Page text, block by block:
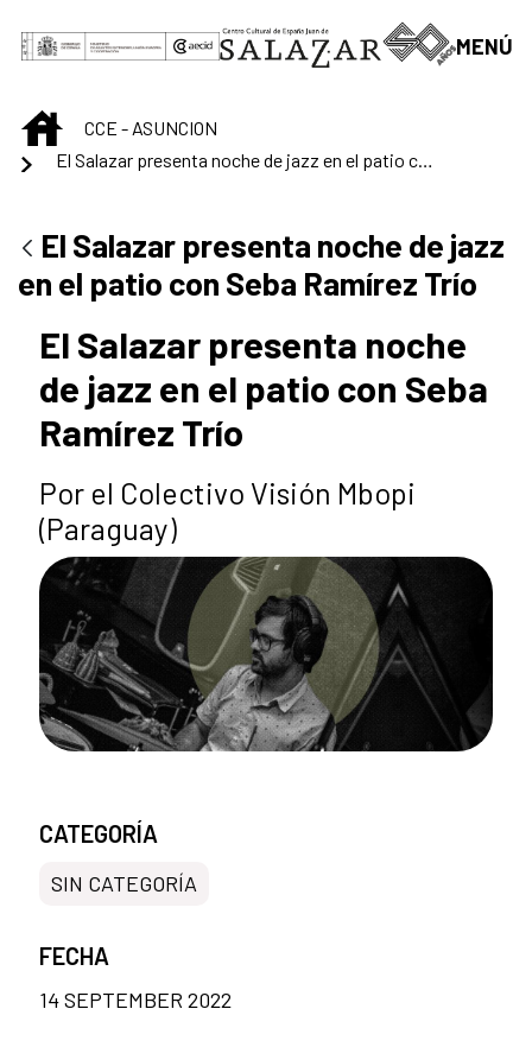
MENÚ
INICIOCCE - ASUNCION
El Salazar presenta noche de jazz en el patio con Seba Ramírez Trío
El Salazar presenta noche de jazz
en el patio con Seba Ramírez Trío
El Salazar presenta noche
de jazz en el patio con Seba
Ramírez Trío
Por el Colectivo Visión Mbopi
(Paraguay)
CATEGORÍA
SIN CATEGORÍA
FECHA
14 SEPTEMBER 2022